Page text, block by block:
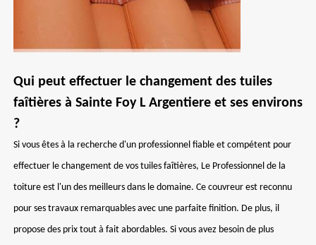
Qui peut effectuer le changement des tuiles
faîtières à Sainte Foy L Argentiere et ses environs
?
Si vous êtes à la recherche d'un professionnel fiable et compétent pour
effectuer le changement de vos tuiles faîtières, Le Professionnel de la
toiture est l'un des meilleurs dans le domaine. Ce couvreur est reconnu
pour ses travaux remarquables avec une parfaite finition. De plus, il
propose des prix tout à fait abordables. Si vous avez besoin de plus